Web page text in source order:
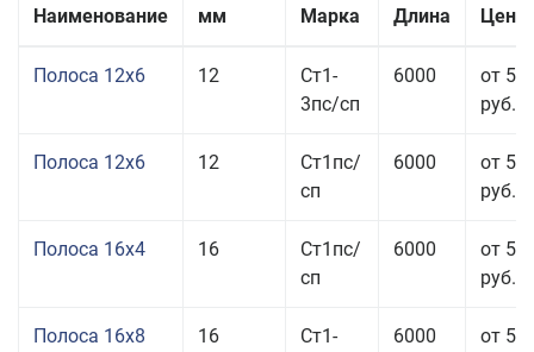
Наименование
мм
Марка Длина Цена
Полоса 12x6 12
Ст1-
3пс/сп
6000
от 53
руб.
Полоса 12x6 12
Ст1пс/
сп
6000
от 53
руб.
Полоса 16x4 16
Ст1пс/
сп
6000
от 53
руб.
Полоса 16x8 16
Ст1-
6000
от 55